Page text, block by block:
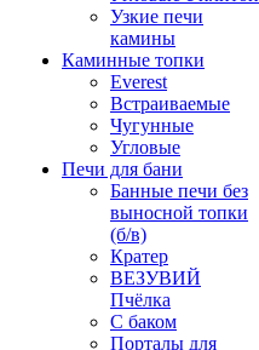
Узкие печи
камины
Каминные топки
Everest
Встраиваемые
Чугунные
Угловые
Печи для бани
Банные печи без
выносной топки
(б/в)
Кратер
ВЕЗУВИЙ
Пчёлка
С баком
Порталы для